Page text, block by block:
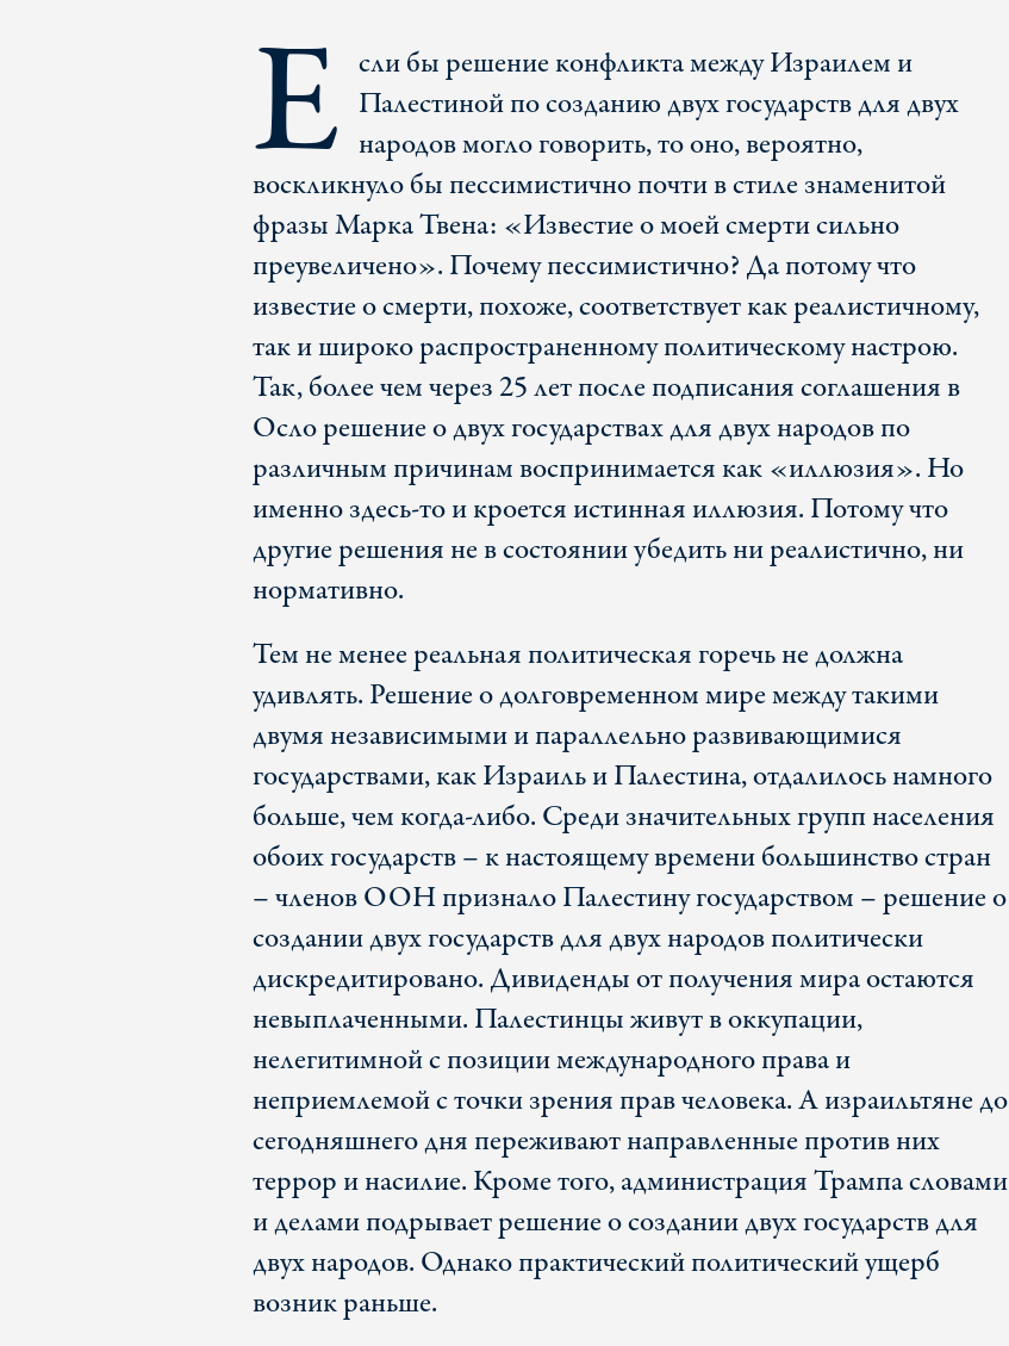
Е сли бы решение конфликта между Израилем и
Палестиной по созданию двух государств для двух
народов могло говорить, то оно, вероятно,
воскликнуло бы пессимистично почти в стиле знаменитой
фразы Марка Твена: «Известие о моей смерти сильно
преувеличено». Почему пессимистично? Да потому что
известие о смерти, похоже, соответствует как реалистичному,
так и широко распространенному политическому настрою.
Так, более чем через 25 лет после подписания соглашения в
Осло решение о двух государствах для двух народов по
различным причинам воспринимается как «иллюзия». Но
именно здесь-то и кроется истинная иллюзия. Потому что
другие решения не в состоянии убедить ни реалистично, ни
нормативно.
Тем не менее реальная политическая горечь не должна
удивлять. Решение о долговременном мире между такими
двумя независимыми и параллельно развивающимися
государствами, как Израиль и Палестина, отдалилось намного
больше, чем когда-либо. Среди значительных групп населения
обоих государств – к настоящему времени большинство стран
– членов ООН признало Палестину государством – решение о
создании двух государств для двух народов политически
дискредитировано. Дивиденды от получения мира остаются
невыплаченными. Палестинцы живут в оккупации,
нелегитимной с позиции международного права и
неприемлемой с точки зрения прав человека. А израильтяне до
сегодняшнего дня переживают направленные против них
террор и насилие. Кроме того, администрация Трампа словами
и делами подрывает решение о создании двух государств для
двух народов. Однако практический политический ущерб
возник раньше.